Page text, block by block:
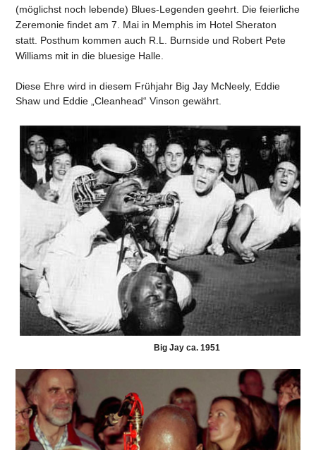
(möglichst noch lebende) Blues-Legenden geehrt. Die feierliche
Zeremonie findet am 7. Mai in Memphis im Hotel Sheraton
statt. Posthum kommen auch R.L. Burnside und Robert Pete
Williams mit in die bluesige Halle.
Diese Ehre wird in diesem Frühjahr Big Jay McNeely, Eddie
Shaw und Eddie „Cleanhead“ Vinson gewährt.
Big Jay ca. 1951